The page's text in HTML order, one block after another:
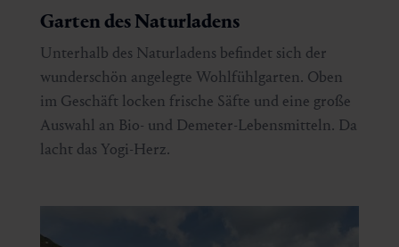
Garten des Naturladens
Unterhalb des Naturladens befindet sich der
wunderschön angelegte Wohlfühlgarten. Oben
im Geschäft locken frische Säfte und eine große
Auswahl an Bio- und Demeter-Lebensmitteln. Da
lacht das Yogi-Herz.